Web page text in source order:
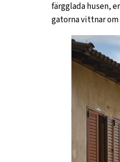
färgglada husen,
gatorna vittnar